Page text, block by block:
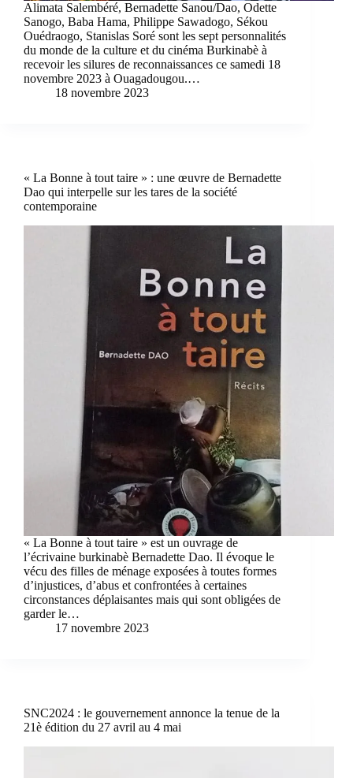
Alimata Salembéré, Bernadette Sanou/Dao, Odette
Sanogo, Baba Hama, Philippe Sawadogo, Sékou
Ouédraogo, Stanislas Soré sont les sept personnalités
du monde de la culture et du cinéma Burkinabè à
recevoir les silures de reconnaissances ce samedi 18
novembre 2023 à Ouagadougou.…
18 novembre 2023
« La Bonne à tout taire » : une œuvre de Bernadette
Dao qui interpelle sur les tares de la société
contemporaine
« La Bonne à tout taire » est un ouvrage de
l’écrivaine burkinabè Bernadette Dao. Il évoque le
vécu des filles de ménage exposées à toutes formes
d’injustices, d’abus et confrontées à certaines
circonstances déplaisantes mais qui sont obligées de
garder le…
17 novembre 2023
SNC2024 : le gouvernement annonce la tenue de la
21è édition du 27 avril au 4 mai